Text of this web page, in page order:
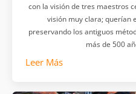
con la visión de tres maestros
visión muy clara; querían
preservando los antiguos
más de 500
Leer Más